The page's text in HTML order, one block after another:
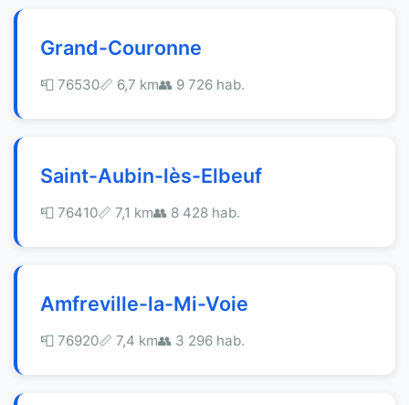
Grand-Couronne
📮 76530📏 6,7 km👥 9 726 hab.
Saint-Aubin-lès-Elbeuf
📮 76410📏 7,1 km👥 8 428 hab.
Amfreville-la-Mi-Voie
📮 76920📏 7,4 km👥 3 296 hab.